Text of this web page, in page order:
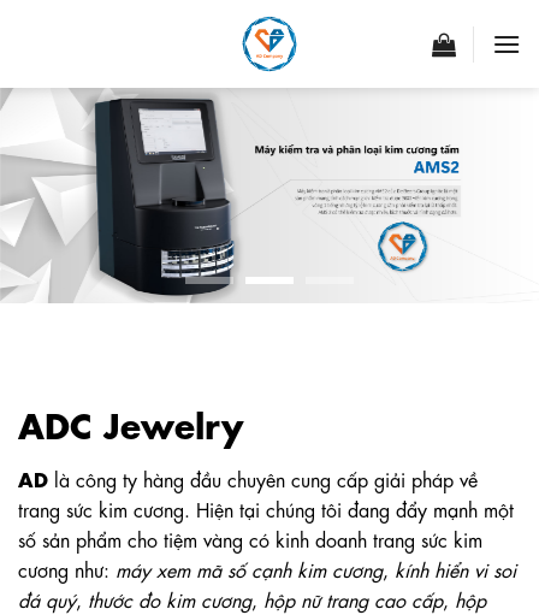
ADC Jewelry
AD là công ty hàng đầu chuyên cung cấp giải pháp về
trang sức kim cương. Hiện tại chúng tôi đang đẩy mạnh một
số sản phẩm cho tiệm vàng có kinh doanh trang sức kim
cương như: máy xem mã số cạnh kim cương, kính hiển vi soi
đá quý, thước đo kim cương, hộp nữ trang cao cấp, hộp